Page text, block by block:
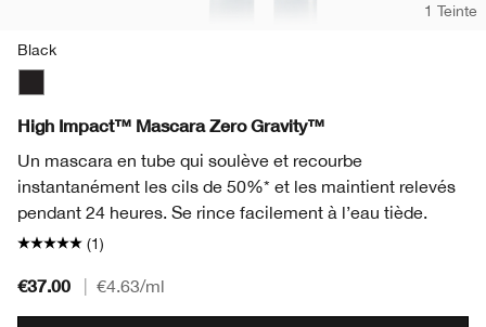
1 Teinte
Black
High Impact™ Mascara Zero Gravity™
Un mascara en tube qui soulève et recourbe
instantanément les cils de 50%* et les maintient relevés
pendant 24 heures. Se rince facilement à l’eau tiède.
(1)
€37.00 €4.63/ml